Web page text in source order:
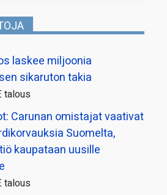
laskee miljoonia
sikaruton takia
talous
Carunan omistajat vaativat
Suomelta,
kaupataan uusille
talous